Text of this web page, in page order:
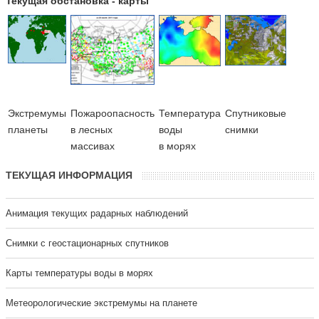
Экстремумы
планеты
Пожароопасность
в лесных
массивах
Температура
воды
в морях
Cпутниковые
снимки
ТЕКУЩАЯ ИНФОРМАЦИЯ
Анимация текущих радарных наблюдений
Cнимки с геостационарных спутников
Карты температуры воды в морях
Метеорологические экстремумы на планете